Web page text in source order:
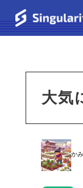
大気
か